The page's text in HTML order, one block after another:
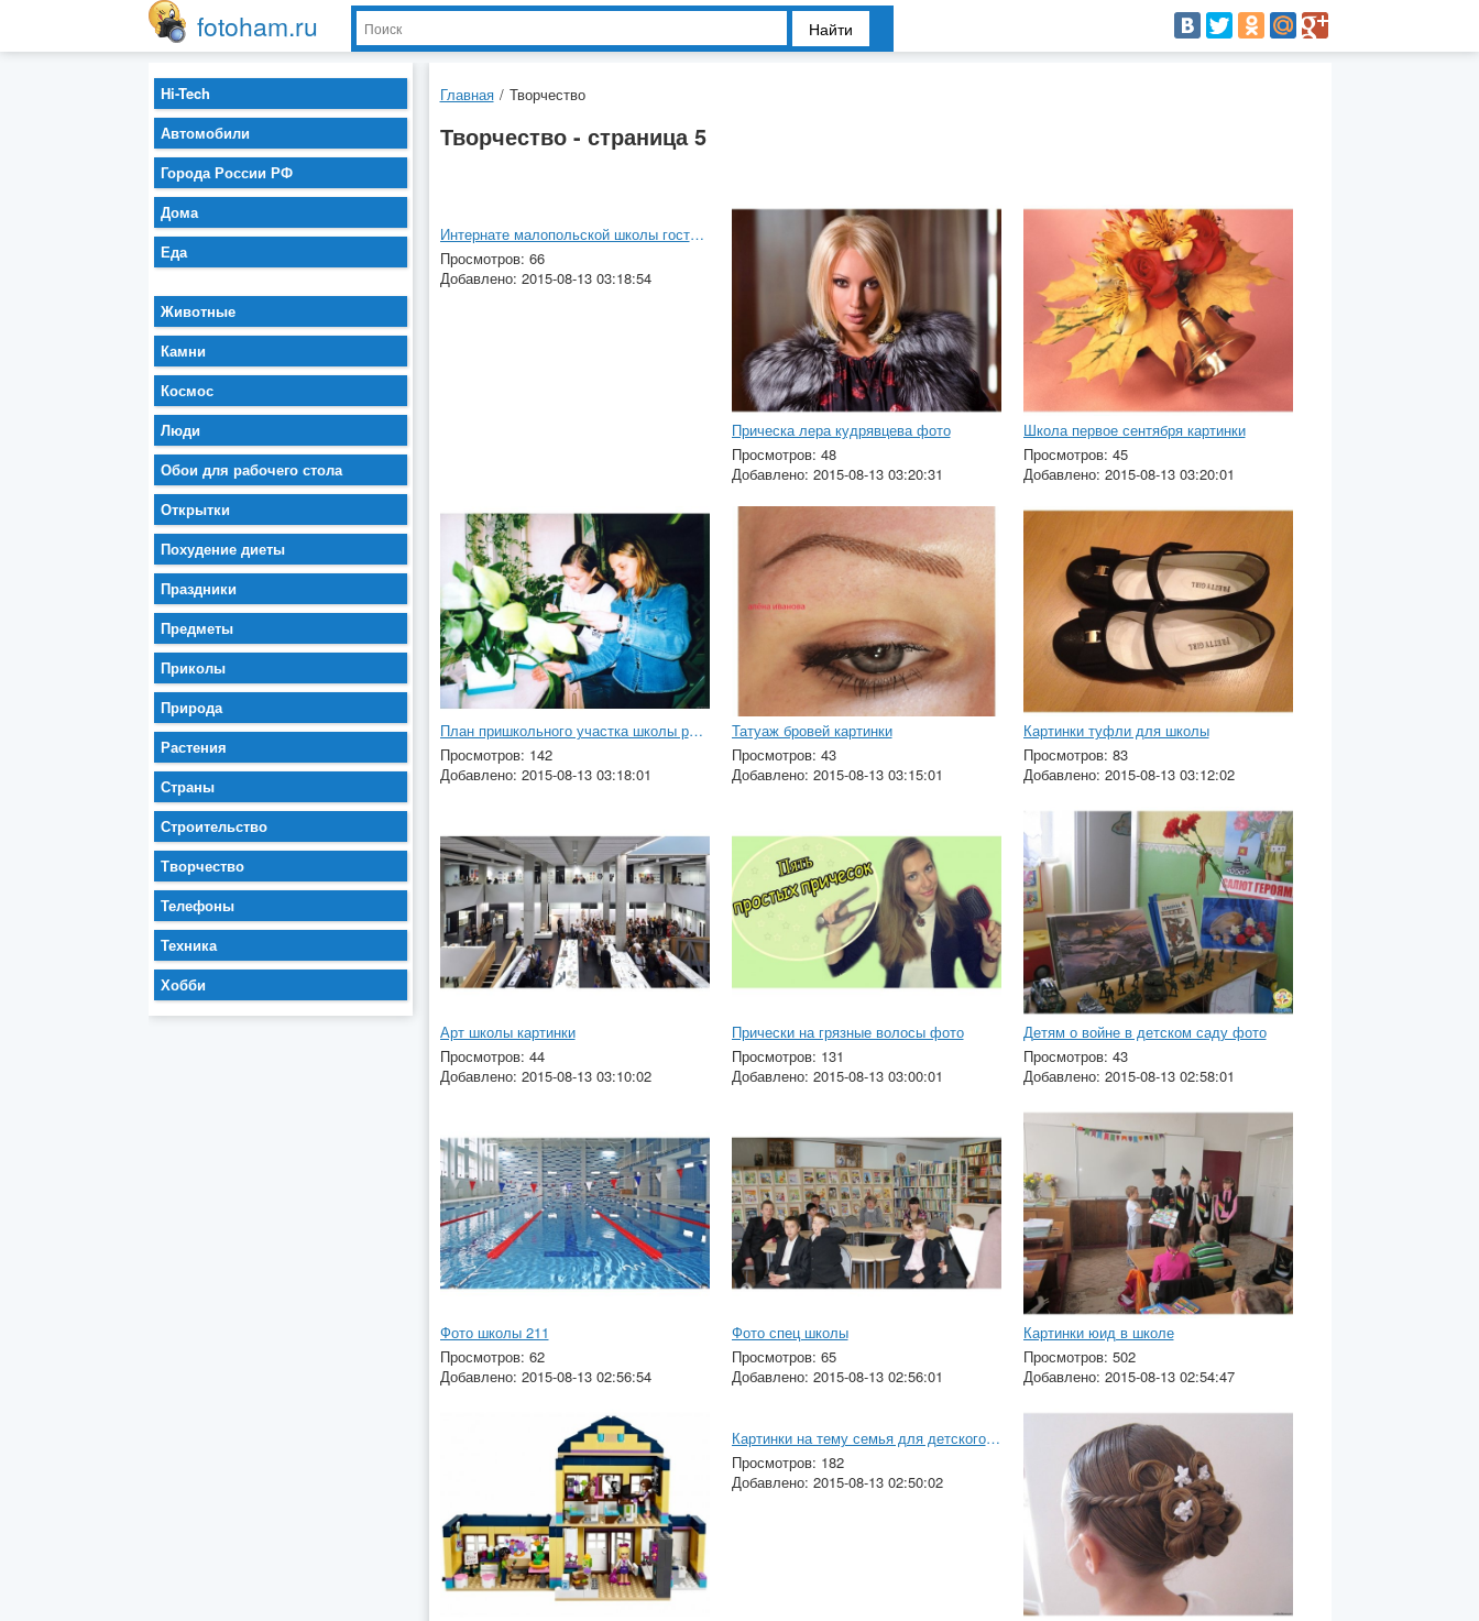
fotoham.ru Найти
Главная / Творчество
Творчество - страница 5
Интернате малопольской школы гостеприимства фото
Просмотров: 66
Добавлено: 2015-08-13 03:18:54
Прическа лера кудрявцева фото
Просмотров: 48
Добавлено: 2015-08-13 03:20:31
Школа первое сентября картинки
Просмотров: 45
Добавлено: 2015-08-13 03:20:01
План пришкольного участка школы рисунок
Просмотров: 142
Добавлено: 2015-08-13 03:18:01
Татуаж бровей картинки
Просмотров: 43
Добавлено: 2015-08-13 03:15:01
Картинки туфли для школы
Просмотров: 83
Добавлено: 2015-08-13 03:12:02
Арт школы картинки
Просмотров: 44
Добавлено: 2015-08-13 03:10:02
Прически на грязные волосы фото
Просмотров: 131
Добавлено: 2015-08-13 03:00:01
Детям о войне в детском саду фото
Просмотров: 43
Добавлено: 2015-08-13 02:58:01
Фото школы 211
Просмотров: 62
Добавлено: 2015-08-13 02:56:54
Фото спец школы
Просмотров: 65
Добавлено: 2015-08-13 02:56:01
Картинки юид в школе
Просмотров: 502
Добавлено: 2015-08-13 02:54:47
Картинки на тему семья для детского сада
Просмотров: 182
Добавлено: 2015-08-13 02:50:02
Hi-Tech
Автомобили
Города России РФ
Дома
Еда
Животные
Камни
Космос
Люди
Обои для рабочего стола
Открытки
Похудение диеты
Праздники
Предметы
Приколы
Природа
Растения
Страны
Строительство
Творчество
Телефоны
Техника
Хобби